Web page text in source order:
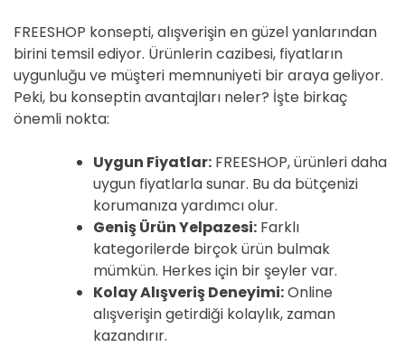
FREESHOP konsepti, alışverişin en güzel yanlarından
birini temsil ediyor. Ürünlerin cazibesi, fiyatların
uygunluğu ve müşteri memnuniyeti bir araya geliyor.
Peki, bu konseptin avantajları neler? İşte birkaç
önemli nokta:
Uygun Fiyatlar: FREESHOP, ürünleri daha
uygun fiyatlarla sunar. Bu da bütçenizi
korumanıza yardımcı olur.
Geniş Ürün Yelpazesi: Farklı
kategorilerde birçok ürün bulmak
mümkün. Herkes için bir şeyler var.
Kolay Alışveriş Deneyimi:Online
alışverişin getirdiği kolaylık, zaman
kazandırır.